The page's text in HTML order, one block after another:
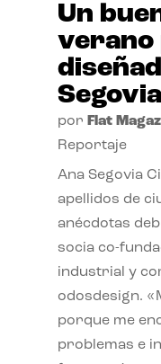
Un
verano
Segovia
por Flat
Reportaje
Ana Segovia
apellidos de
anécdotas
socia co-
industrial y
odosdesign.
porque me
problemas e